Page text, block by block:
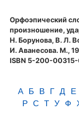
Орфоэпический
произношение,
Н. Борунова, В. Л.
И. Аванесова. М.,
ISBN 5-200-
А Б В Г Д Е
Р С Т У Ф